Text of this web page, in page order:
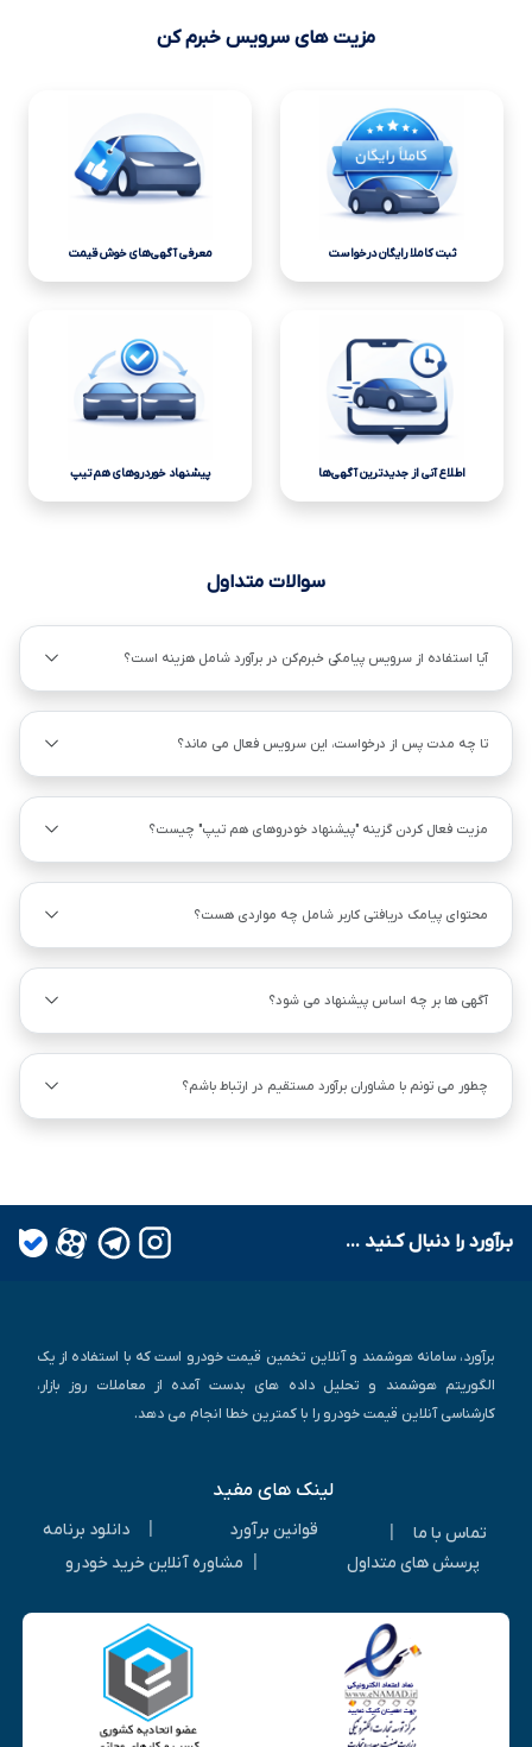
مزیت های سرویس خبرم کن
ثبت کاملا رایگان درخواست معرفی آگهی‌های خوش قیمت
اطلاع آنی از جدیدترین آگهی‌ها پیشنهاد خوردروهای هم تیپ
سوالات متداول
آیا استفاده از سرویس پیامکی خبرم‌کن در برآورد شامل هزینه است؟
تا چه مدت پس از درخواست، این سرویس فعال می ماند؟
مزیت فعال کردن گزینه "پیشنهاد خودروهای هم ‌تیپ" چیست؟
محتوای پیامک دریافتی کاربر شامل چه مواردی هست؟
آگهی ها بر چه اساس پیشنهاد می شود؟
چطور می تونم با مشاوران برآورد مستقیم در ارتباط باشم؟
بـرآورد را دنبال کـنید ...
برآورد، سامانه هوشمند و آنلاین تخمین قیمت خودرو است که با استفاده از یک
الگوریتم هوشمند و تحلیل داده های بدست آمده از معاملات روز بازار،
کارشناسی آنلاین قیمت خودرو را با کمترین خطا انجام می دهد.
لینک های مفید
تماس با ما قوانین برآورد
دانلود برنامه
پرسش های متداول
مشاوره آنلاین خرید خودرو